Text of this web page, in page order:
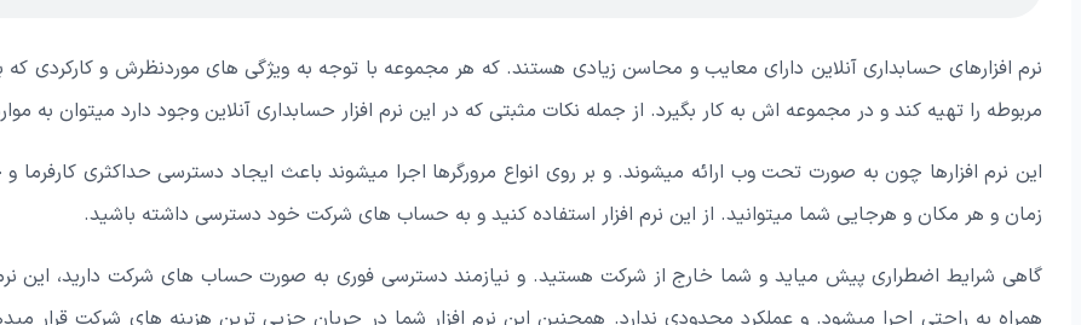
نرم افزارهای حسابداری آنلاین دارای معایب و محاسن زیادی هستند. که هر مجموعه با توجه به ویژگی های موردنظرش و کارکردی که
مربوطه را تهیه کند و در مجموعه اش به کار بگیرد. از جمله نکات مثبتی که در این نرم افزار حسابداری آنلاین وجود دارد میتوان به
این نرم افزارها چون به صورت تحت وب ارائه میشوند. و بر روی انواع مرورگرها اجرا میشوند باعث ایجاد دسترسی حداکثری
زمان و هر مکان و هرجایی شما میتوانید. از این نرم افزار استفاده کنید و به حساب های شرکت خود دسترسی داشته باشید.
گاهی شرایط اضطراری پیش میاید و شما خارج از شرکت هستید. و نیازمند دسترسی فوری به صورت حساب های شرکت دارید، این